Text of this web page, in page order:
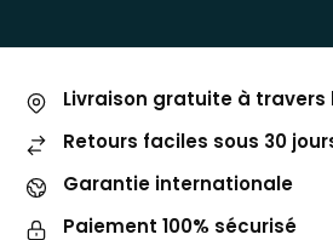
Livraison gratuite à travers
Retours faciles sous 30
Garantie internationale
Paiement 100% sécurisé